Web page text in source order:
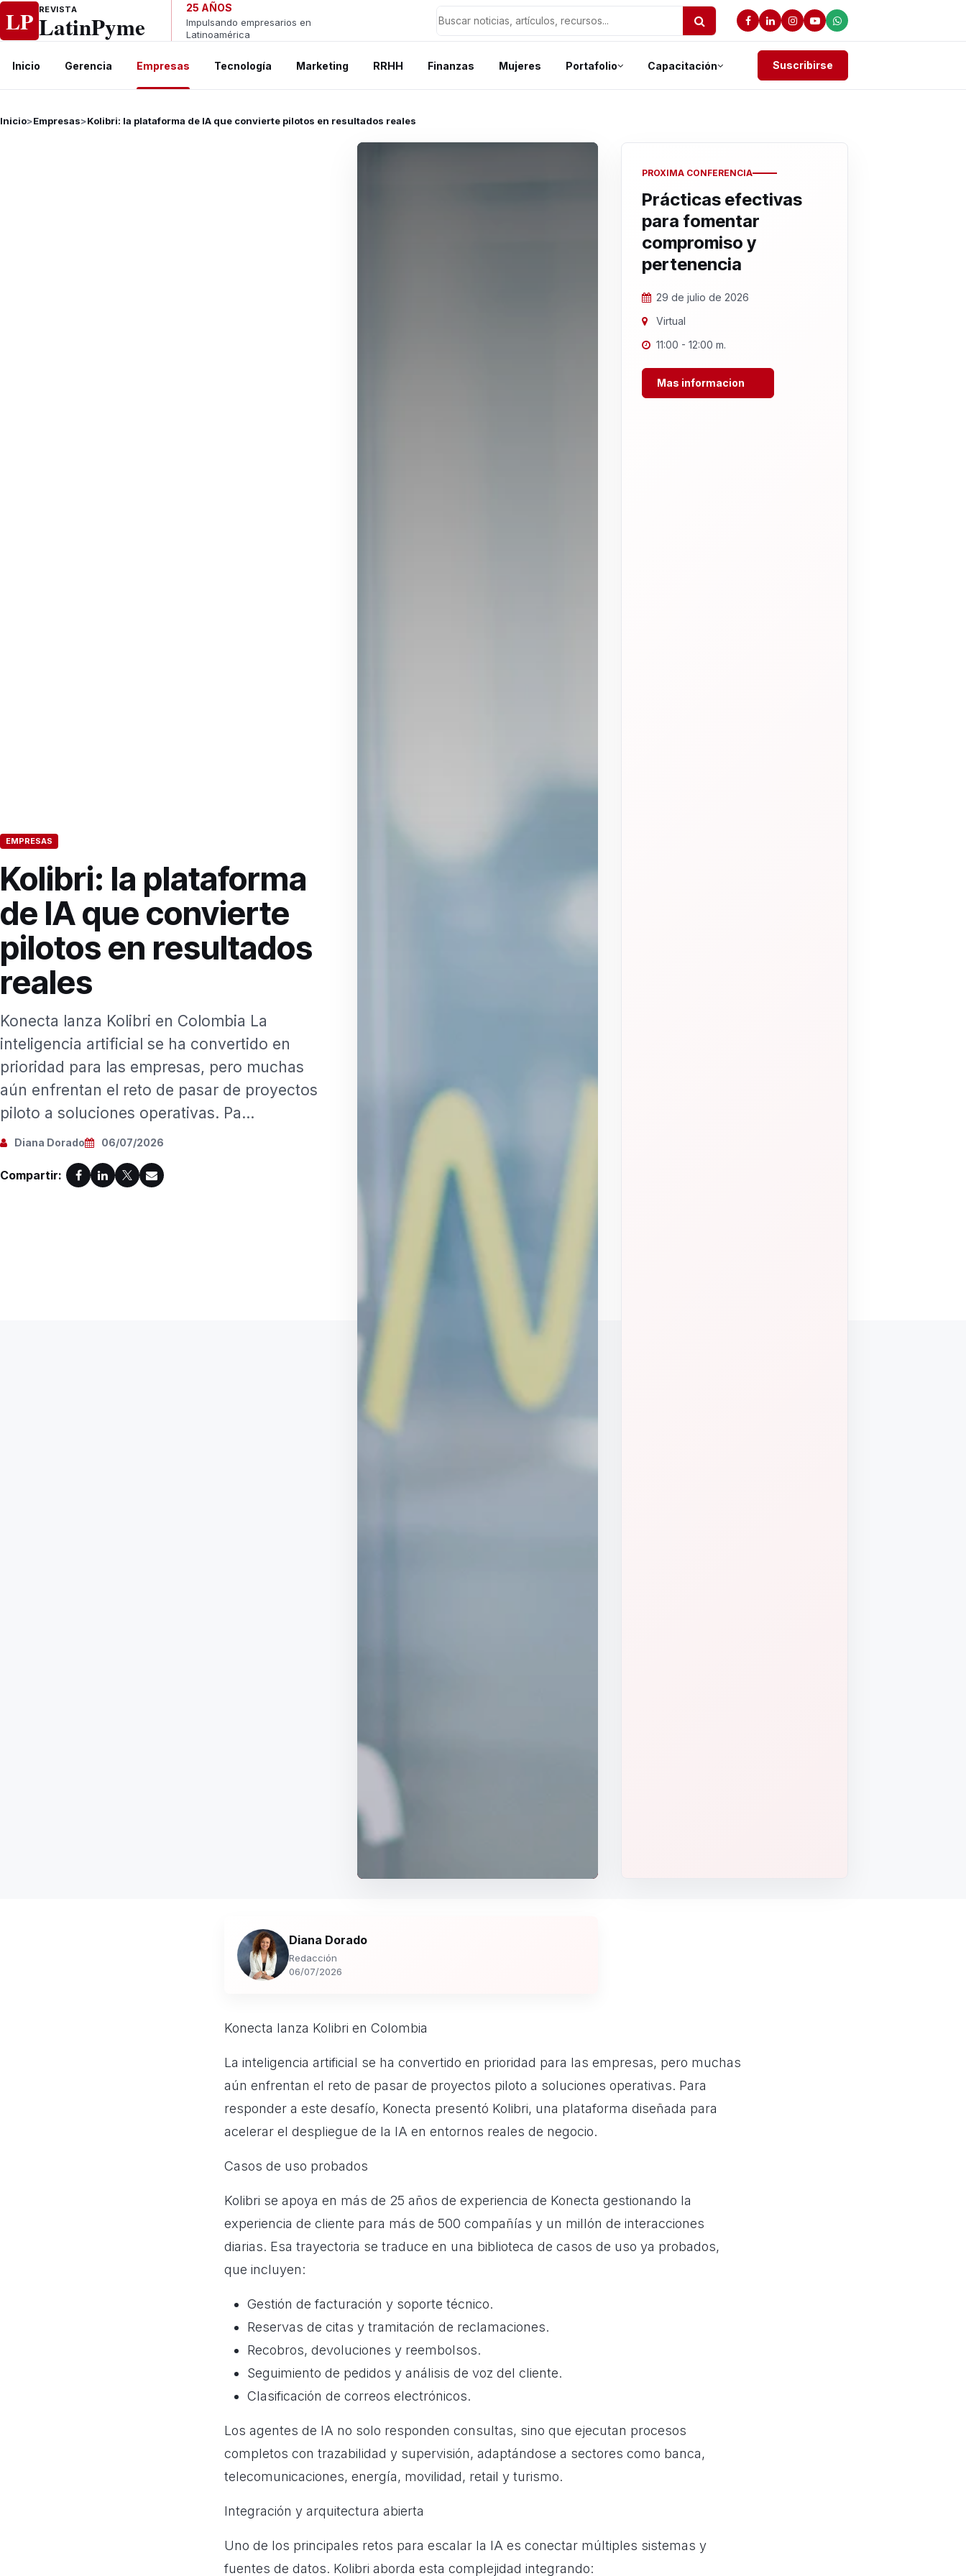
Ir al contenido
LP REVISTA
LatinPyme
25 AÑOS
Impulsando empresarios en
Latinoamérica
Inicio Gerencia Empresas Tecnología Marketing RRHH Finanzas Mujeres Portafolio Capacitación Suscribirse
Inicio>Empresas>Kolibri: la plataforma de IA que convierte pilotos en resultados reales
EMPRESAS
Kolibri: la plataforma
de IA que convierte
pilotos en resultados
reales
Konecta lanza Kolibri en Colombia La
inteligencia artificial se ha convertido en
prioridad para las empresas, pero muchas
aún enfrentan el reto de pasar de proyectos
piloto a soluciones operativas. Pa...
Diana Dorado 06/07/2026
Compartir:
PROXIMA CONFERENCIA
Prácticas efectivas
para fomentar
compromiso y
pertenencia
29 de julio de 2026
Virtual
11:00 - 12:00 m.
Mas informacion
Diana Dorado
Redacción
06/07/2026
Konecta lanza Kolibri en Colombia
La inteligencia artificial se ha convertido en prioridad para las empresas, pero muchas
aún enfrentan el reto de pasar de proyectos piloto a soluciones operativas. Para
responder a este desafío, Konecta presentó Kolibri, una plataforma diseñada para
acelerar el despliegue de la IA en entornos reales de negocio.
Casos de uso probados
Kolibri se apoya en más de 25 años de experiencia de Konecta gestionando la
experiencia de cliente para más de 500 compañías y un millón de interacciones
diarias. Esa trayectoria se traduce en una biblioteca de casos de uso ya probados,
que incluyen:
Gestión de facturación y soporte técnico.
Reservas de citas y tramitación de reclamaciones.
Recobros, devoluciones y reembolsos.
Seguimiento de pedidos y análisis de voz del cliente.
Clasificación de correos electrónicos.
Los agentes de IA no solo responden consultas, sino que ejecutan procesos
completos con trazabilidad y supervisión, adaptándose a sectores como banca,
telecomunicaciones, energía, movilidad, retail y turismo.
Integración y arquitectura abierta
Uno de los principales retos para escalar la IA es conectar múltiples sistemas y
fuentes de datos. Kolibri aborda esta complejidad integrando: